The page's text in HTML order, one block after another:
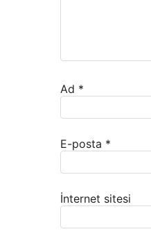
Ad *
E-posta *
İnternet sitesi